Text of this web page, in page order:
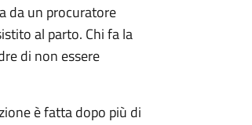
da un procuratore
al parto. Chi fa la
di non essere
è fatta dopo più di